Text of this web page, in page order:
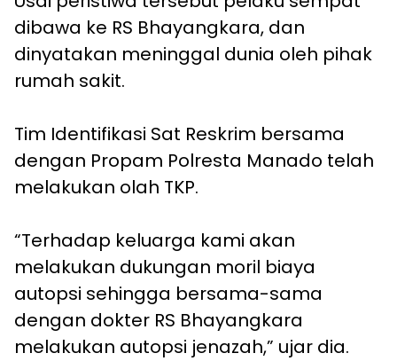
dibawa ke RS Bhayangkara, dan
dinyatakan meninggal dunia oleh pihak
rumah sakit.
Tim Identifikasi Sat Reskrim bersama
dengan Propam Polresta Manado telah
melakukan olah TKP.
“Terhadap keluarga kami akan
melakukan dukungan moril biaya
autopsi sehingga bersama-sama
dengan dokter RS Bhayangkara
melakukan autopsi jenazah,” ujar dia.